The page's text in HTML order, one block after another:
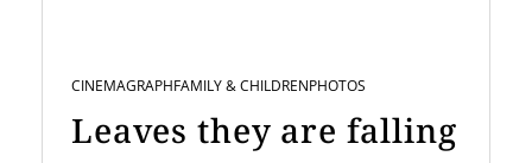
CINEMAGRAPHFAMILY & CHILDRENPHOTOS
Leaves they are falling